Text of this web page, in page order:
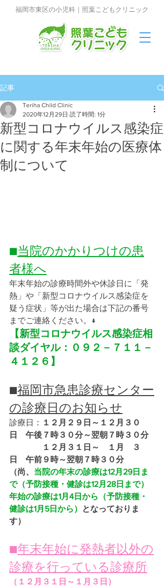
福岡市東区の小児科｜照葉こどもクリニック
記事
新型コロナウイルス感染症
に関する年末年始の医療体
制について
Teriha Child Clinic
2020年12月29日 読了時間: 1分
■当院のかかりつけの患
者様へ
年末年始の診療時間外や休診日に「発
熱」や「新型コロナウイルス感染症を
疑う症状」等が出た場合は下記の番号
までご連絡ください。↓
【新型コロナウイルス感染症相
談ダイヤル：０９２－７１１－
４１２６】
■福岡市急患診療センター
の診療日のお知らせ
診療日：
１２月２９日～１２月３０
日　午後７時３０分～翌朝７時３０分
１２月３１日～　１月　３
日　午前９時～翌朝７時３０分
（尚、 当院の年末の診療は12月29日ま
で（予防接種・健診は12月28日まで）
年始の診療は1月4日から（予防接種・
健診は1月5日から）
となっておりま
す）
■年末年始に発熱者以外の
診療を行っている診療所
（１２月３１日～１月３日）